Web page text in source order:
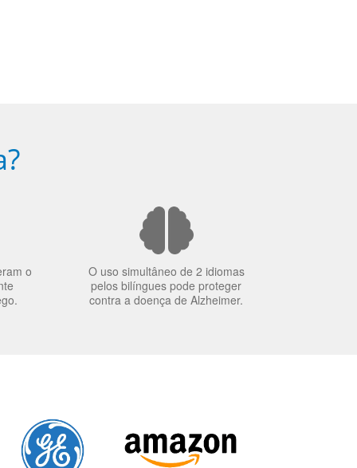
o
O uso simultâneo de 2 idiomas
pelos bilíngues pode proteger
contra a doença de Alzheimer.